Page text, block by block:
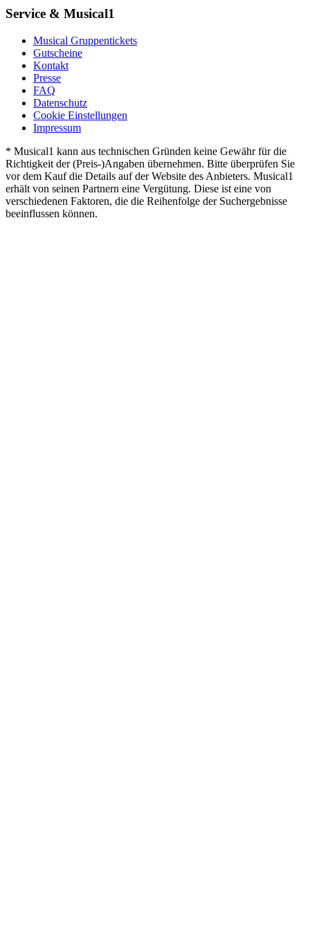
Service & Musical1
Musical Gruppentickets
Gutscheine
Kontakt
Presse
FAQ
Datenschutz
Cookie Einstellungen
Impressum
* Musical1 kann aus technischen Gründen keine Gewähr für die
Richtigkeit der (Preis-)Angaben übernehmen. Bitte überprüfen Sie
vor dem Kauf die Details auf der Website des Anbieters. Musical1
erhält von seinen Partnern eine Vergütung. Diese ist eine von
verschiedenen Faktoren, die die Reihenfolge der Suchergebnisse
beeinflussen können.